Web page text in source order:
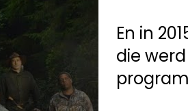
En in
die